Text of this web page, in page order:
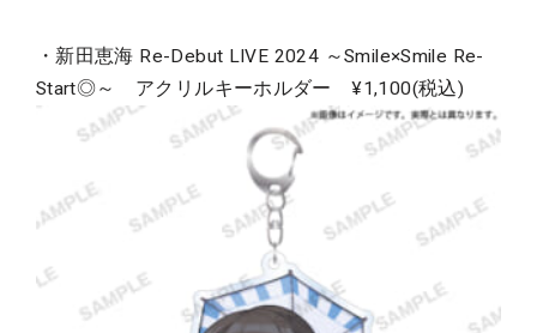
・新田恵海 Re-Debut LIVE 2024 ～Smile×Smile Re-
Start◎～ アクリルキーホルダー ¥1,100(税込)